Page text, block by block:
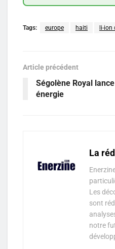
Tags: europe haiti li-ion
Article précédent
Ségolène Royal
énergie
La
Les
sont
notre